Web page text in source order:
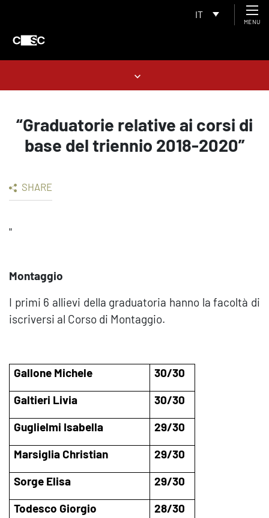
IT
MENU
“Graduatorie relative ai corsi di
base del triennio 2018-2020”
SHARE
"
Montaggio
I primi 6 allievi della graduatoria hanno la facoltà di
iscriversi al Corso di Montaggio.
Gallone Michele
30/30
Galtieri Livia
30/30
Guglielmi Isabella
29/30
Marsiglia Christian
29/30
Sorge Elisa
29/30
Todesco Giorgio
28/30